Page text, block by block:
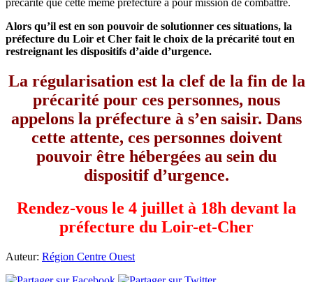
précarité que cette même préfecture a pour mission de combattre.
Alors qu’il est en son pouvoir de solutionner ces situations, la
préfecture du Loir et Cher fait le choix de la précarité tout en
restreignant les dispositifs d’aide d’urgence.
La régularisation est la clef de la fin de la
précarité pour ces personnes, nous
appelons la préfecture à s’en saisir. Dans
cette attente, ces personnes doivent
pouvoir être hébergées au sein du
dispositif d’urgence.
Rendez-vous le 4 juillet à 18h devant la
préfecture du Loir-et-Cher
Auteur: Région Centre Ouest